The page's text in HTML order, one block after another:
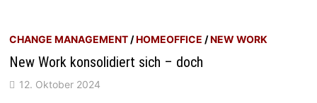
CHANGE MANAGEMENT /HOMEOFFICE /NEW WORK
New Work konsolidiert sich – doch
12. Oktober 2024